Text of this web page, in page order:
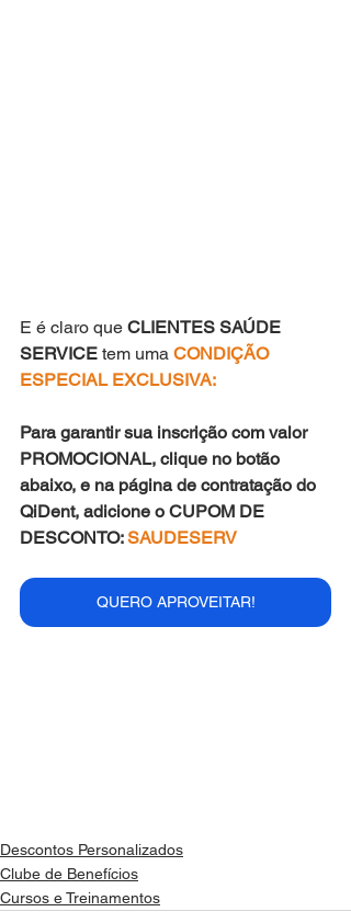
E é claro que CLIENTES SAÚDE
SERVICE tem uma CONDIÇÃO
ESPECIAL EXCLUSIVA:
Para garantir sua inscrição com valor
PROMOCIONAL, clique no botão
abaixo, e na página de contratação do
QiDent, adicione o CUPOM DE
DESCONTO: SAUDESERV
QUERO APROVEITAR!
Descontos Personalizados
Clube de Benefícios
Cursos e Treinamentos